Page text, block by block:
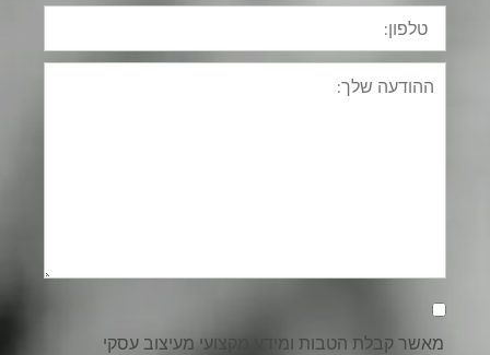
טלפון:
ההודעה
שלך:
אישור
קבלת
מאשר קבלת הטבות ומידע מקצועי מעיצוב עסקי